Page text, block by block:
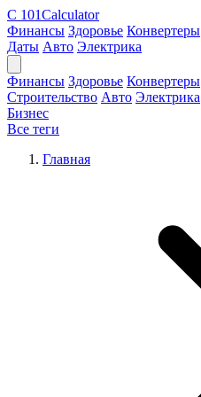
C 101Calculator
Финансы Здоровье Конвертеры
Даты Авто Электрика
Финансы Здоровье Конвертеры
Строительство Авто Электрика
Бизнес
Все теги
Главная